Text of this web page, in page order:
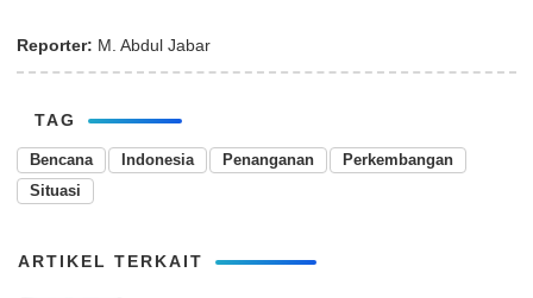
Reporter: M. Abdul Jabar
TAG
Bencana Indonesia Penanganan
Perkembangan
Situasi
ARTIKEL TERKAIT